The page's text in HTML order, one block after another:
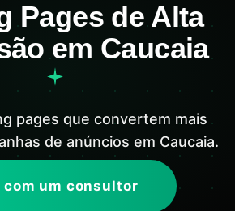
Pages de Alta
em Caucaia
pages que convertem mais
de anúncios em Caucaia.
com um consultor